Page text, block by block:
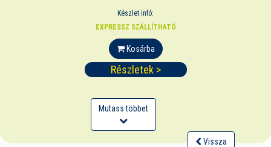
Készlet infó:
EXPRESSZ SZÁLLÍTHATÓ
Kosárba
Részletek >
Mutass többet
Vissza